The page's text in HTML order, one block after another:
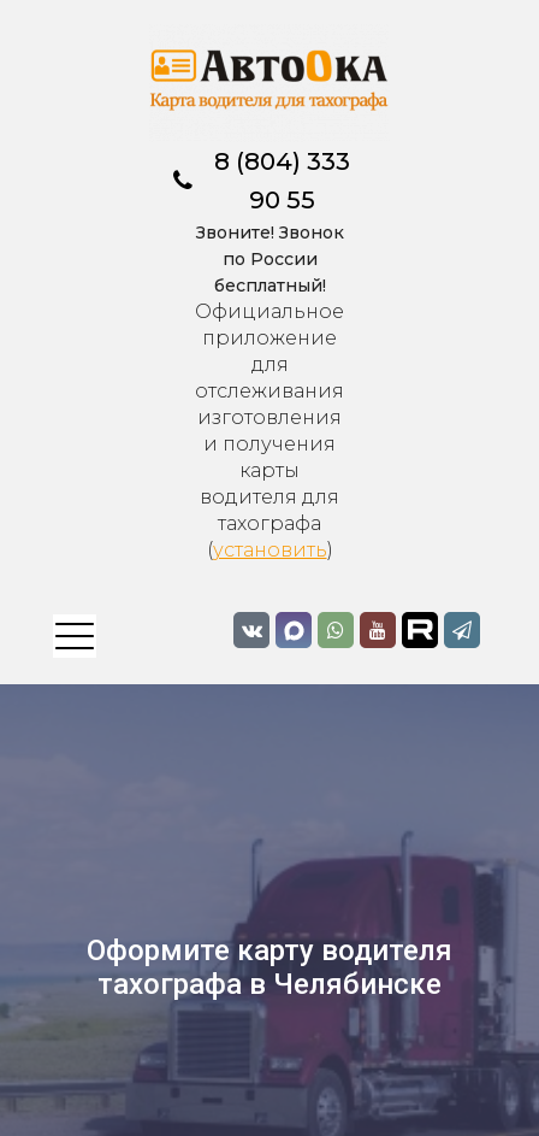
Официальное
приложение
для
отслеживания
изготовления
и получения
карты
водителя для
тахографа
(установить)
8 (804) 333
90 55
Звоните! Звонок
по России
бесплатный!
Оформите карту водителя
тахографа в Челябинске